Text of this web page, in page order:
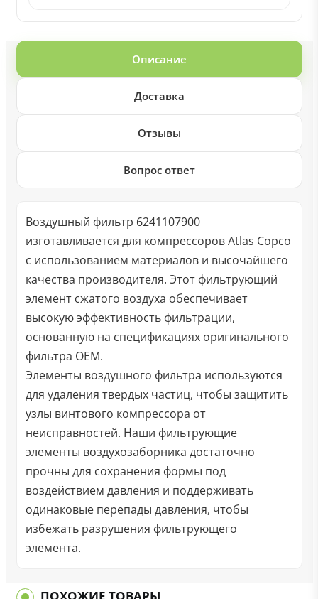
Описание
Доставка
Отзывы
Вопрос ответ
Воздушный фильтр 6241107900
изготавливается для компрессоров Atlas Copco
с использованием материалов и высочайшего
качества производителя. Этот фильтрующий
элемент сжатого воздуха обеспечивает
высокую эффективность фильтрации,
основанную на спецификациях оригинального
фильтра OEM.
Элементы воздушного фильтра используются
для удаления твердых частиц, чтобы защитить
узлы винтового компрессора от
неисправностей. Наши фильтрующие
элементы воздухозаборника достаточно
прочны для сохранения формы под
воздействием давления и поддерживать
одинаковые перепады давления, чтобы
избежать разрушения фильтрующего
элемента.